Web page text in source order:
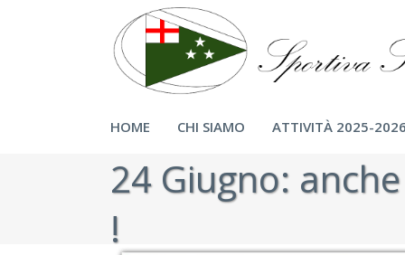
HOME CHI SIAMO ATTIVITÀ 2025-
24 Giugno:
!